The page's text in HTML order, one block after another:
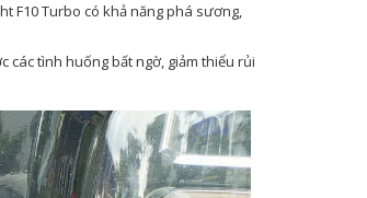
F10 Turbo có khả năng phá sương,
tình huống bất ngờ, giảm thiểu rủi